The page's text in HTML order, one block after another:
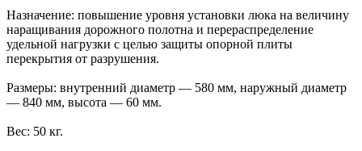
Назначение: повышение уровня установки люка на величину
наращивания дорожного полотна и перераспределение
удельной нагрузки с целью защиты опорной плиты
перекрытия от разрушения.
Размеры: внутренний диаметр — 580 мм, наружный диаметр
— 840 мм, высота — 60 мм.
Вес: 50 кг.